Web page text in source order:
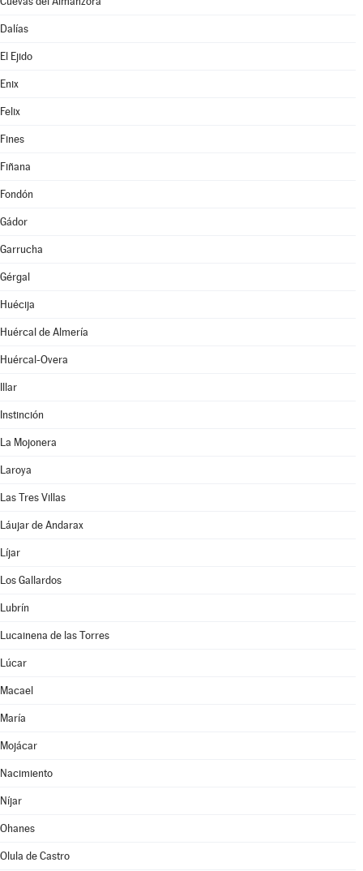
Dalías
El Ejido
Enix
Felix
Fines
Fiñana
Fondón
Gádor
Garrucha
Gérgal
Huécija
Huércal de Almería
Huércal-Overa
Illar
Instinción
La Mojonera
Laroya
Las Tres Villas
Láujar de Andarax
Líjar
Los Gallardos
Lubrín
Lucainena de las Torres
Lúcar
Macael
María
Mojácar
Nacimiento
Níjar
Ohanes
Olula de Castro